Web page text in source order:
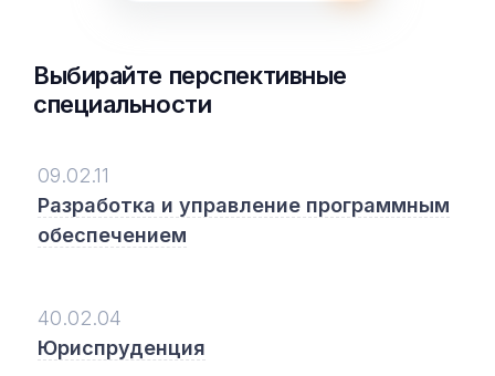
Выбирайте перспективные
специальности
09.02.11
Разработка и управление программным
обеспечением
40.02.04
Юриспруденция